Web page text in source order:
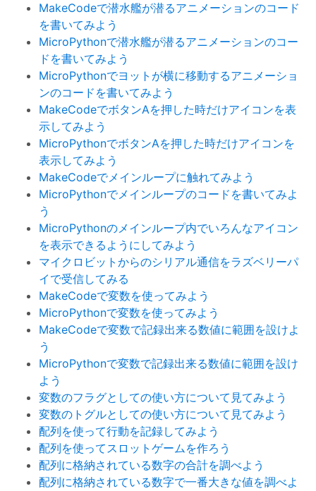
MakeCodeで潜水艦が潜るアニメーションのコード
を書いてみよう
MicroPythonで潜水艦が潜るアニメーションのコー
ドを書いてみよう
MicroPythonでヨットが横に移動するアニメーショ
ンのコードを書いてみよう
MakeCodeでボタンAを押した時だけアイコンを表
示してみよう
MicroPythonでボタンAを押した時だけアイコンを
表示してみよう
MakeCodeでメインループに触れてみよう
MicroPythonでメインループのコードを書いてみよ
う
MicroPythonのメインループ内でいろんなアイコン
を表示できるようにしてみよう
マイクロビットからのシリアル通信をラズベリーパ
イで受信してみる
MakeCodeで変数を使ってみよう
MicroPythonで変数を使ってみよう
MakeCodeで変数で記録出来る数値に範囲を設けよ
う
MicroPythonで変数で記録出来る数値に範囲を設け
よう
変数のフラグとしての使い方について見てみよう
変数のトグルとしての使い方について見てみよう
配列を使って行動を記録してみよう
配列を使ってスロットゲームを作ろう
配列に格納されている数字の合計を調べよう
配列に格納されている数字で一番大きな値を調べよ